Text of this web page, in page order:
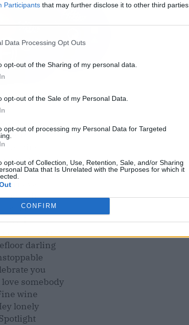
Participants that may further disclose it to other third parties.
Data Processing Opt Outs
opt-out of the Sharing of my personal data.
opt-out of the Sale of my Personal Data.
opt-out of processing my Personal Data for Targeted
opt-out of Collection, Use, Retention, Sale, and/or Sharing
Data that Is Unrelated with the Purposes for which it
CONFIRM
a thing
groove
Blues
chance
love it
darling
you
somebody
wine
lonely